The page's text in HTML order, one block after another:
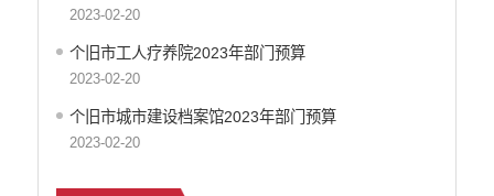
2023-02-20
个旧市工人疗养院2023年部门预算
2023-02-20
个旧市城市建设档案馆2023年部门预算
2023-02-20